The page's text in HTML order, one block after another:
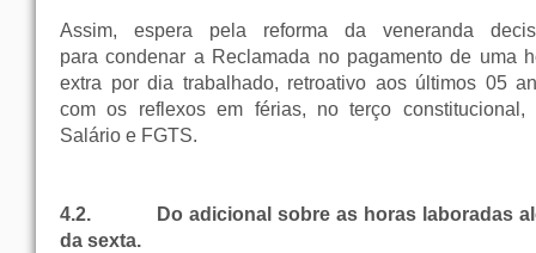
Assim, espera pela reforma da veneranda
para condenar a Reclamada no pagamento de uma
extra por dia trabalhado, retroativo aos últimos 05
com os reflexos em férias, no terço constitucional,
Salário e FGTS.
4.2. Do adicional sobre as horas laboradas
da sexta.